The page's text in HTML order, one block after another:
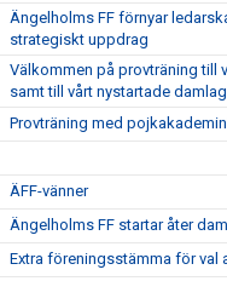
Ängelholms FF förnyar
strategiskt uppdrag
Välkommen på provträning till
samt till vårt nystartade
Provträning med
ÄFF-vänner
Ängelholms FF startar åter
Extra föreningsstämma för val